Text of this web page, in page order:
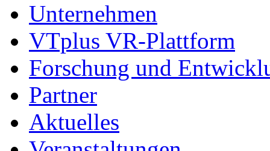
Unternehmen
VTplus VR-Plattform
Forschung und
Partner
Aktuelles